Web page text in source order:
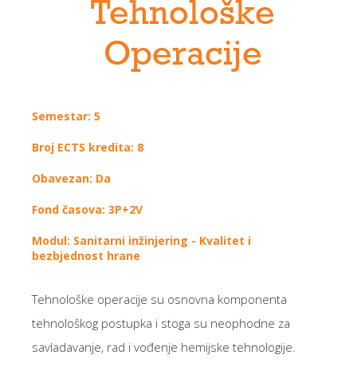
Tehnološke
Operacije
Semestar: 5
Broj ECTS kredita: 8
Obavezan: Da
Fond časova: 3P+2V
Modul: Sanitarni inžinjering - Kvalitet i
bezbjednost hrane
Tehnološke operacije su osnovna komponenta
tehnološkog postupka i stoga su neophodne za
savladavanje, rad i vođenje hemijske tehnologije.